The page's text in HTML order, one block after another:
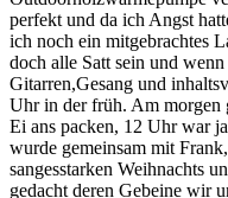
Aktivitäten
100 Jahre TVS 1914 – unser
100.Stiftungsfest
Bericht lesen
Unser Gästebuch
perfekt und da ich Angst
ich noch ein mitgebrachtes
doch alle Satt sein und
Gitarren,Gesang und
Uhr in der früh. Am morgen
Ei ans packen, 12 Uhr war
wurde gemeinsam mit
sangesstarken Weihnachts
gedacht deren Gebeine wir